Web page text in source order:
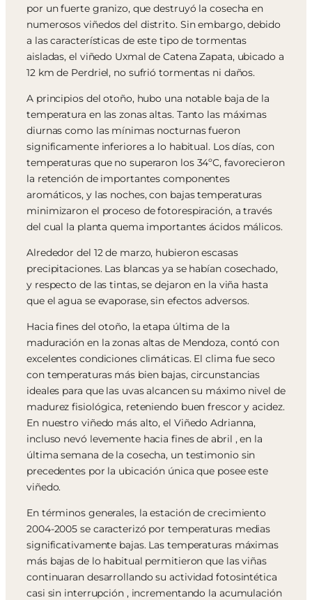
por un fuerte granizo, que destruyó la cosecha en
numerosos viñedos del distrito. Sin embargo, debido
a las características de este tipo de tormentas
aisladas, el viñedo Uxmal de Catena Zapata, ubicado a
12 km de Perdriel, no sufrió tormentas ni daños.
A principios del otoño, hubo una notable baja de la
temperatura en las zonas altas. Tanto las máximas
diurnas como las mínimas nocturnas fueron
significamente inferiores a lo habitual. Los días, con
temperaturas que no superaron los 34ºC, favorecieron
la retención de importantes componentes
aromáticos, y las noches, con bajas temperaturas
minimizaron el proceso de fotorespiración, a través
del cual la planta quema importantes ácidos málicos.
Alrededor del 12 de marzo, hubieron escasas
precipitaciones. Las blancas ya se habían cosechado,
y respecto de las tintas, se dejaron en la viña hasta
que el agua se evaporase, sin efectos adversos.
Hacia fines del otoño, la etapa última de la
maduración en la zonas altas de Mendoza, contó con
excelentes condiciones climáticas. El clima fue seco
con temperaturas más bien bajas, circunstancias
ideales para que las uvas alcancen su máximo nivel de
madurez fisiológica, reteniendo buen frescor y acidez.
En nuestro viñedo más alto, el Viñedo Adrianna,
incluso nevó levemente hacia fines de abril , en la
última semana de la cosecha, un testimonio sin
precedentes por la ubicación única que posee este
viñedo.
En términos generales, la estación de crecimiento
2004-2005 se caracterizó por temperaturas medias
significativamente bajas. Las temperaturas máximas
más bajas de lo habitual permitieron que las viñas
continuaran desarrollando su actividad fotosintética
casi sin interrupción , incrementando la acumulación